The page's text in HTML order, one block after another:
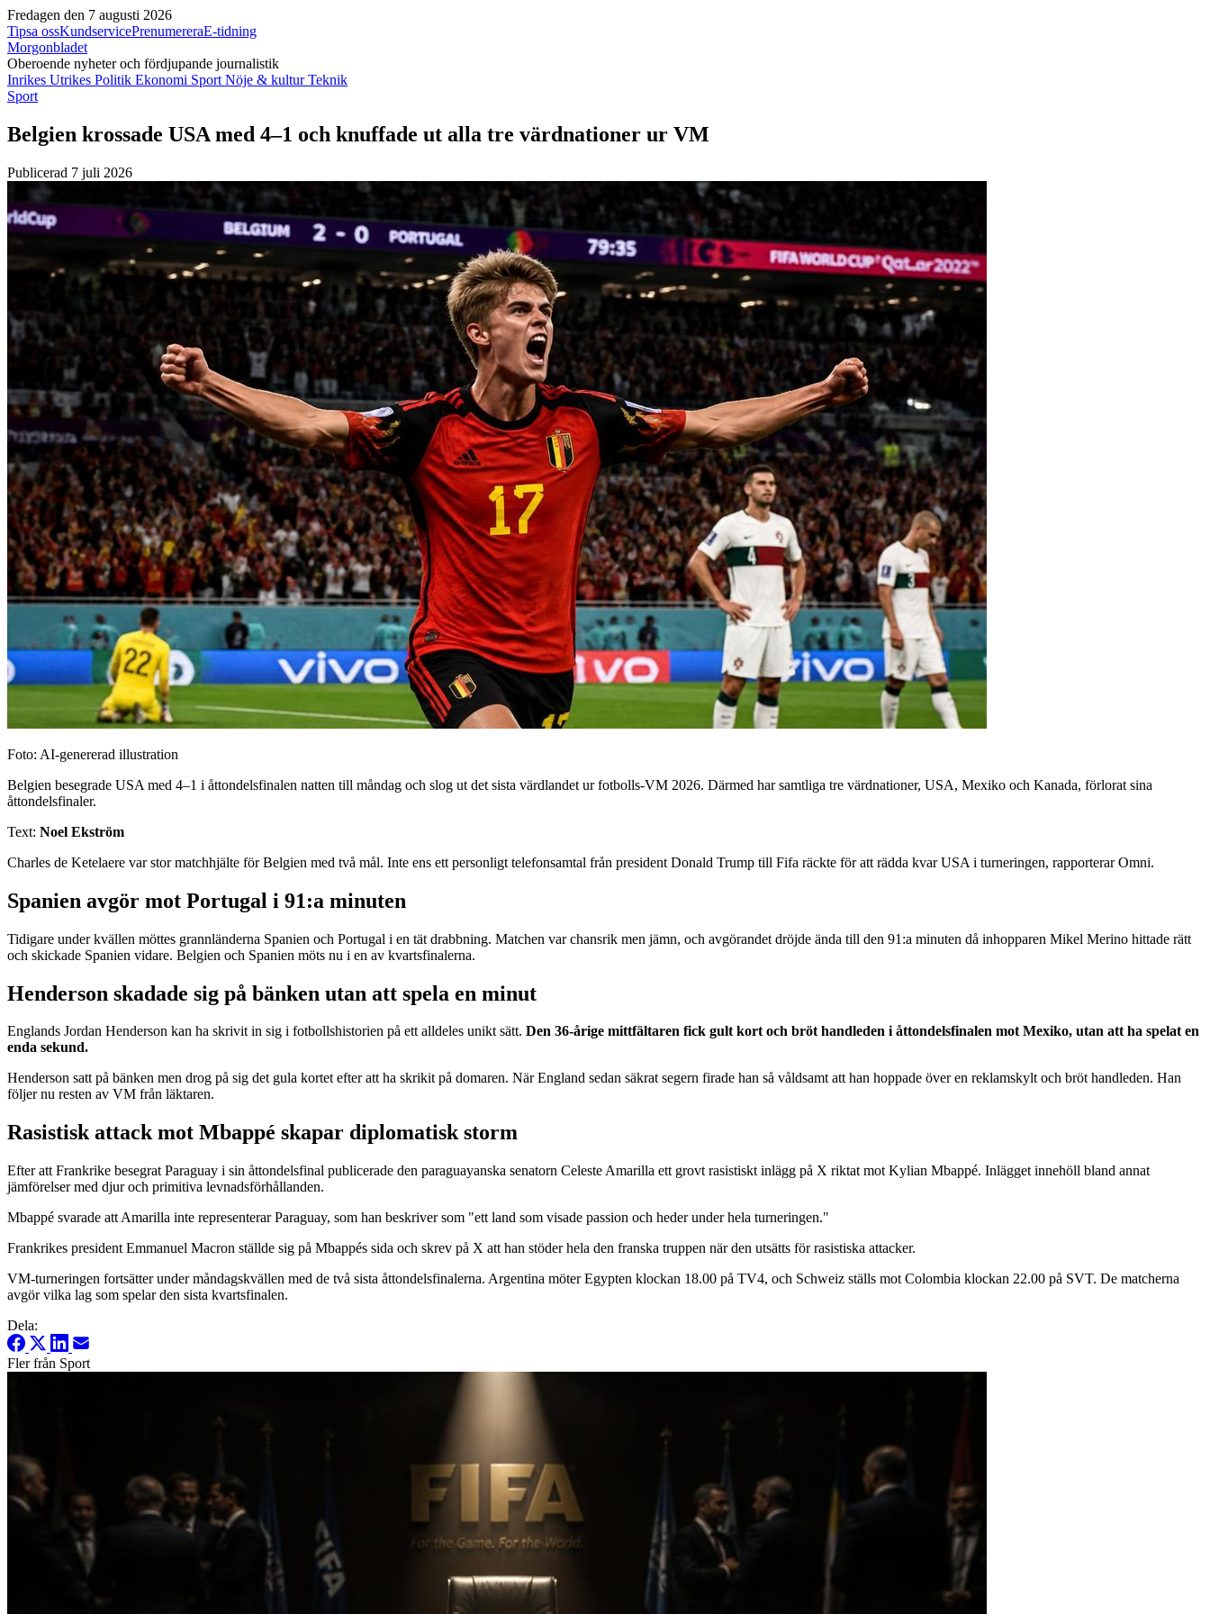
Fredagen den 7 augusti 2026
Tipsa ossKundservicePrenumereraE-tidning
Morgonbladet
Oberoende nyheter och fördjupande journalistik
Inrikes Utrikes Politik Ekonomi Sport Nöje & kulturTeknik
Sport
Belgien krossade USA med 4–1 och knuffade ut alla tre värdnationer ur VM
Publicerad 7 juli 2026
Foto: AI-genererad illustration
Belgien besegrade USA med 4–1 i åttondelsfinalen natten till måndag och slog ut det sista värdlandet ur fotbolls-VM 2026. Därmed har samtliga tre värdnationer, USA, Mexiko och Kanada, förlorat sina
åttondelsfinaler.
Text: Noel Ekström
Charles de Ketelaere var stor matchhjälte för Belgien med två mål. Inte ens ett personligt telefonsamtal från president Donald Trump till Fifa räckte för att rädda kvar USA i turneringen, rapporterar Omni.
Spanien avgör mot Portugal i 91:a minuten
Tidigare under kvällen möttes grannländerna Spanien och Portugal i en tät drabbning. Matchen var chansrik men jämn, och avgörandet dröjde ända till den 91:a minuten då inhopparen Mikel Merino hittade rätt
och skickade Spanien vidare. Belgien och Spanien möts nu i en av kvartsfinalerna.
Henderson skadade sig på bänken utan att spela en minut
Englands Jordan Henderson kan ha skrivit in sig i fotbollshistorien på ett alldeles unikt sätt. Den 36-årige mittfältaren fick gult kort och bröt handleden i åttondelsfinalen mot Mexiko, utan att ha spelat en
enda sekund.
Henderson satt på bänken men drog på sig det gula kortet efter att ha skrikit på domaren. När England sedan säkrat segern firade han så våldsamt att han hoppade över en reklamskylt och bröt handleden. Han
följer nu resten av VM från läktaren.
Rasistisk attack mot Mbappé skapar diplomatisk storm
Efter att Frankrike besegrat Paraguay i sin åttondelsfinal publicerade den paraguayanska senatorn Celeste Amarilla ett grovt rasistiskt inlägg på X riktat mot Kylian Mbappé. Inlägget innehöll bland annat
jämförelser med djur och primitiva levnadsförhållanden.
Mbappé svarade att Amarilla inte representerar Paraguay, som han beskriver som "ett land som visade passion och heder under hela turneringen."
Frankrikes president Emmanuel Macron ställde sig på Mbappés sida och skrev på X att han stöder hela den franska truppen när den utsätts för rasistiska attacker.
VM-turneringen fortsätter under måndagskvällen med de två sista åttondelsfinalerna. Argentina möter Egypten klockan 18.00 på TV4, och Schweiz ställs mot Colombia klockan 22.00 på SVT. De matcherna
avgör vilka lag som spelar den sista kvartsfinalen.
Dela:
Fler från Sport